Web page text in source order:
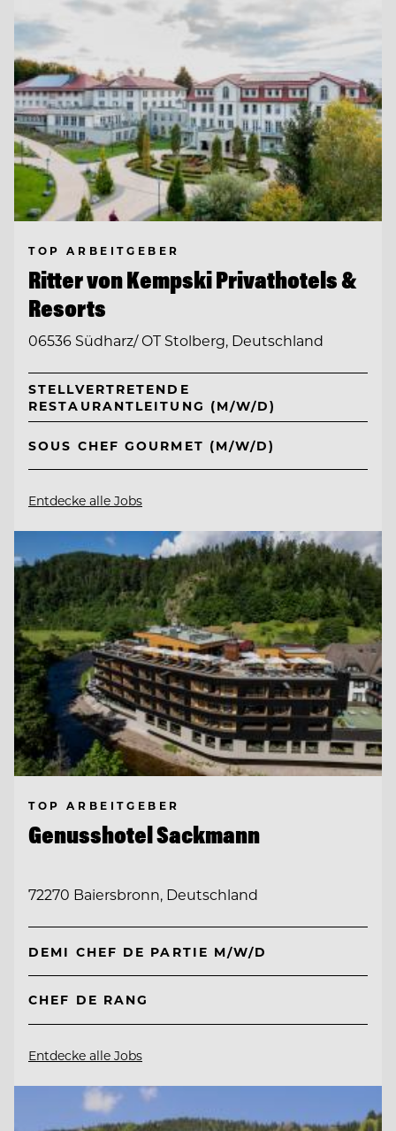
TOP ARBEITGEBER
Ritter von Kempski Privathotels &
Resorts
06536 Südharz/ OT Stolberg, Deutschland
STELLVERTRETENDE
RESTAURANTLEITUNG (M/W/D)
SOUS CHEF GOURMET (M/W/D)
Entdecke alle Jobs
TOP ARBEITGEBER
Genusshotel Sackmann
72270 Baiersbronn, Deutschland
DEMI CHEF DE PARTIE M/W/D
CHEF DE RANG
Entdecke alle Jobs